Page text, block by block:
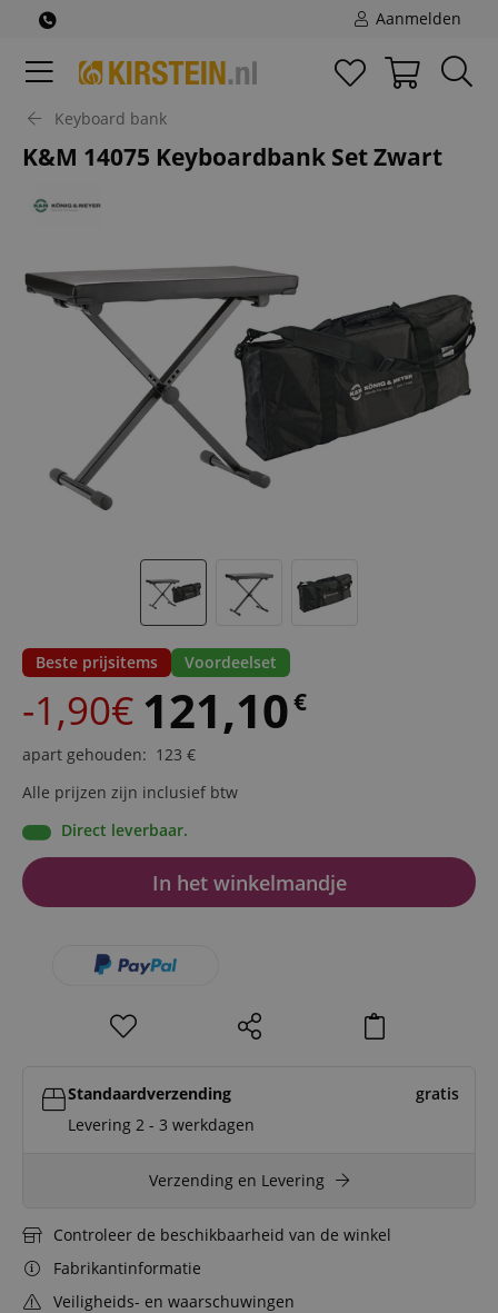
Aanmelden
Keyboard bank
K&M 14075 Keyboardbank Set Zwart
Beste prijsitems Voordeelset
-1,90€ 121,10€
apart gehouden: 123 €
Alle prijzen zijn inclusief btw
Direct leverbaar.
In het winkelmandje
Standaardverzending
gratis
Levering 2 - 3 werkdagen
Verzending en Levering
Controleer de beschikbaarheid van de winkel
Fabrikantinformatie
Veiligheids- en waarschuwingen